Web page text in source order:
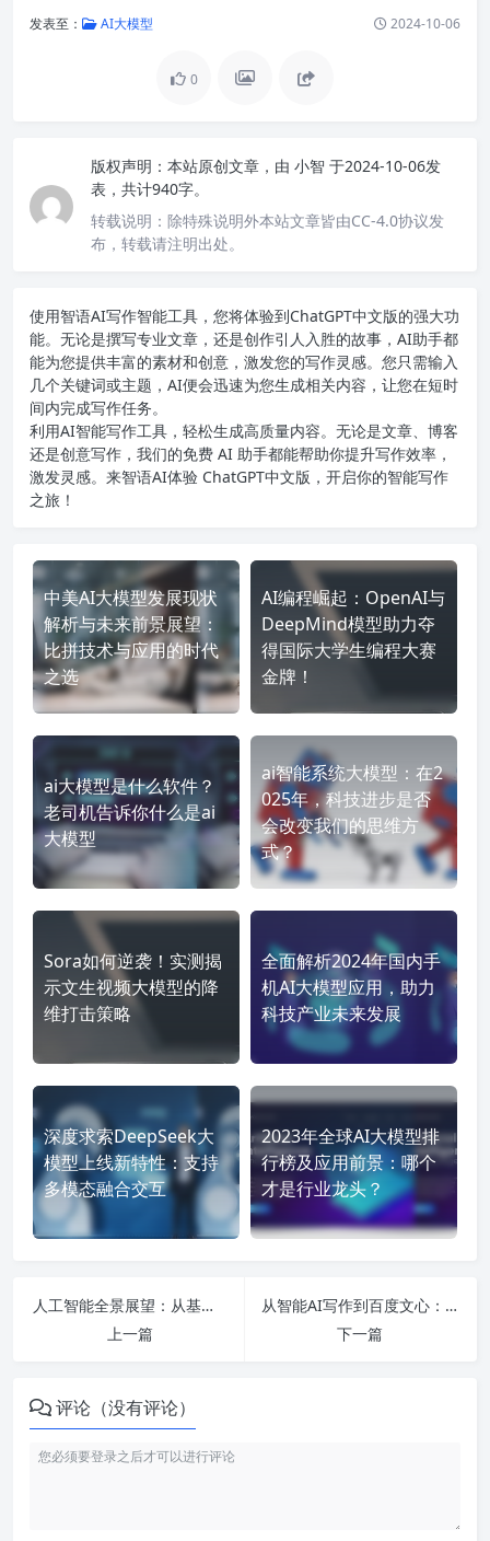
发表至： AI大模型 2024-10-06
0
版权声明： 本站原创文章，由 小智 于2024-10-06发
表，共计940字。
转载说明： 除特殊说明外本站文章皆由CC-4.0协议发
布，转载请注明出处。
使用智语AI写作智能工具，您将体验到ChatGPT中文版的强大功
能。无论是撰写专业文章，还是创作引人入胜的故事，AI助手都
能为您提供丰富的素材和创意，激发您的写作灵感。您只需输入
几个关键词或主题，AI便会迅速为您生成相关内容，让您在短时
间内完成写作任务。
利用AI智能写作工具，轻松生成高质量内容。无论是文章、博客
还是创意写作，我们的免费 AI 助手都能帮助你提升写作效率，
激发灵感。来智语AI体验 ChatGPT中文版 ，开启你的智能写作
之旅！
中美AI大模型发展现状
解析与未来前景展望：
比拼技术与应用的时代
之选
AI编程崛起：OpenAI与
DeepMind模型助力夺
得国际大学生编程大赛
金牌！
ai大模型是什么软件？
老司机告诉你什么是ai
大模型
ai智能系统大模型：在2
025年，科技进步是否
会改变我们的思维方
式？
Sora如何逆袭！实测揭
示文生视频大模型的降
维打击策略
全面解析2024年国内手
机AI大模型应用，助力
科技产业未来发展
深度求索DeepSeek大
模型上线新特性：支持
多模态融合交互
2023年全球AI大模型排
行榜及应用前景：哪个
才是行业龙头？
人工智能全景展望：从基础知识到前沿技术与行业应用的全方位解析
上一篇
从智能AI写作到百度文心：探索AI写作助手的未来与潜力
下一篇
评论（没有评论）